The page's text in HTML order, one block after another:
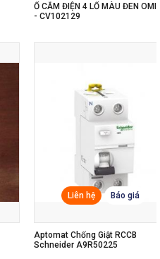
Dòng Công Tắc Ổ Cắm Gen-X, Sản
Phẩm Công Tắc Cao Cấp Của
Liên hệ Báo giá
Công Tắc Ổ Cắm AVATARON A